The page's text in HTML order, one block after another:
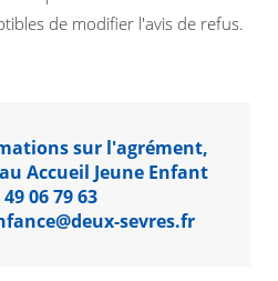
de modifier l'avis de refus.
sur l'agrément,
Accueil Jeune Enfant
06 79 63
sevres.fr